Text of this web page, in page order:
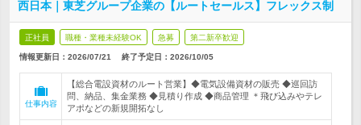
西日本｜東芝グループ企業の【ルートセールス】フレックス制
正社員 職種・業種未経験OK 急募 第二新卒歓迎
情報更新日：2026/07/21 終了予定日： 2026/10/05
仕事内容
【総合電設資材のルート営業】◆電気設備資材の販売 ◆巡回訪
問、納品、集金業務 ◆見積り作成 ◆商品管理 ＊飛び込みやテレ
アポなどの新規開拓なし